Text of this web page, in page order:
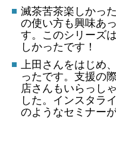
滅茶苦茶楽しかっ
の使い方も興味あ
す。このシリーズ
しかったです！
上田さんをはじめ
ったです。支援の
店さんもいらっし
した。インスタラ
のようなセミナー